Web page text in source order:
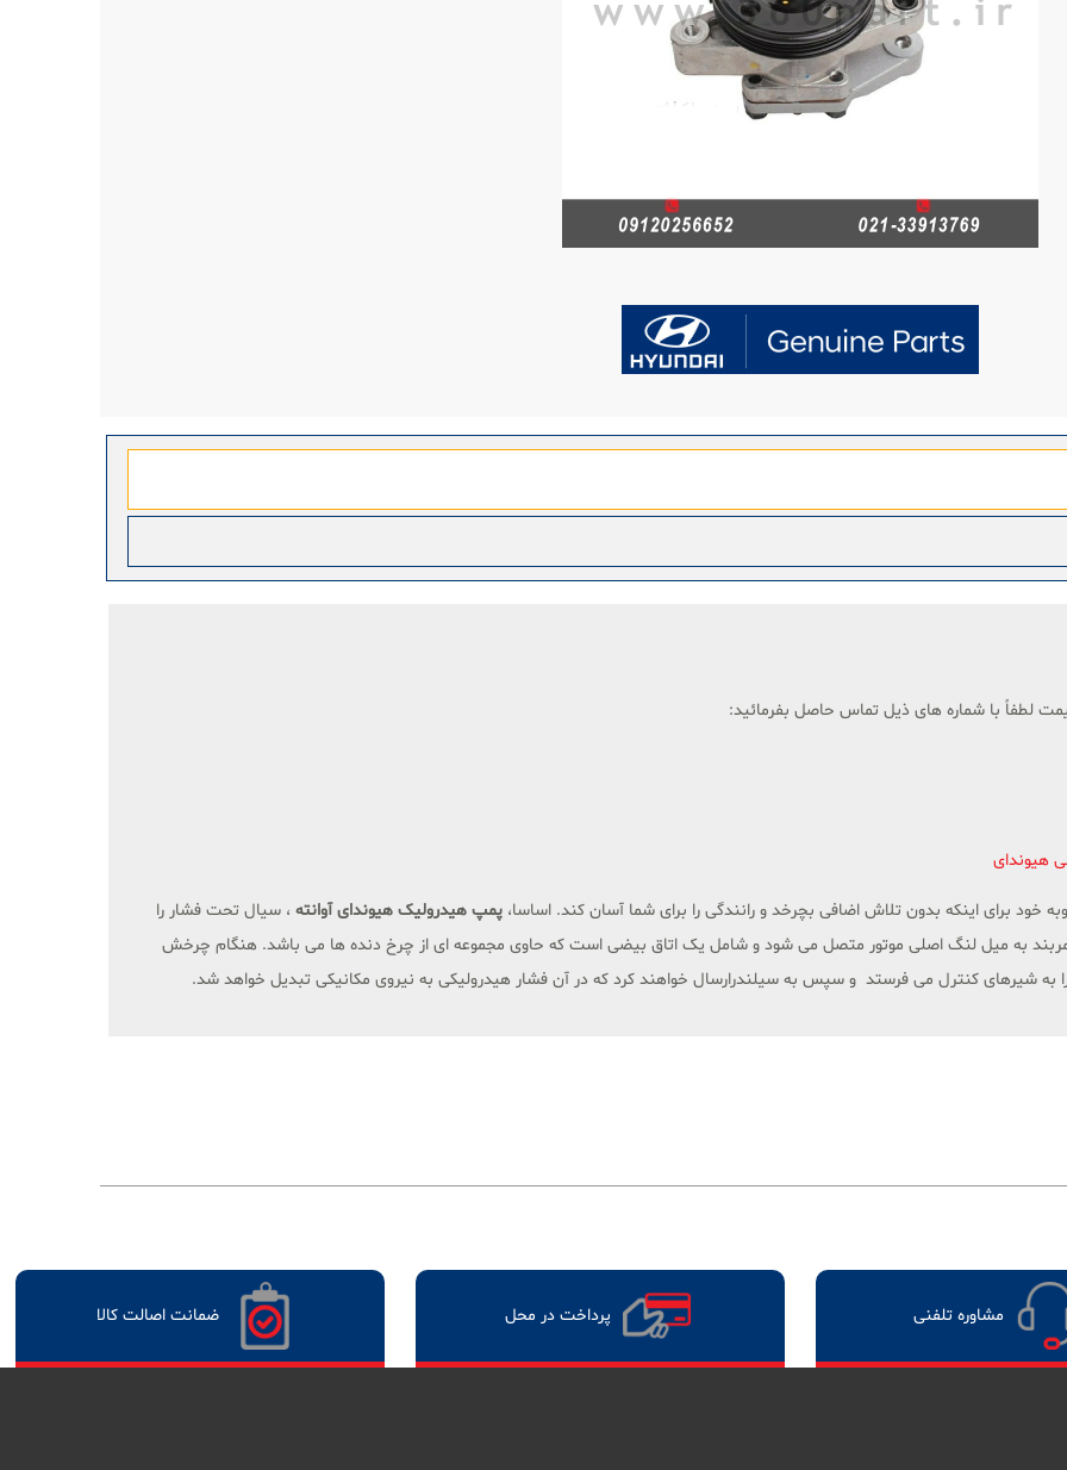
لطفاً با شماره های ذیل تماس حاصل بفرمائید:
هیوندای
خود برای اینکه بدون تلاش اضافی بچرخد و رانندگی را برای شما آسان کند. اساسا،پمپ هیدرولیک هیوندای آوانته ، سیال تحت فشار را
به میل لنگ اصلی موتور متصل می شود و شامل یک اتاق بیضی است که حاوی مجموعه ای از چرخ دنده ها می باشد. هنگام چرخش
را به شیرهای کنترل می فرستد و سپس به سیلندرارسال خواهند کرد که در آن فشار هیدرولیکی به نیروی مکانیکی تبدیل خواهد شد.
مشاوره تلفنی پرداخت در محل ضمانت اصالت کالا